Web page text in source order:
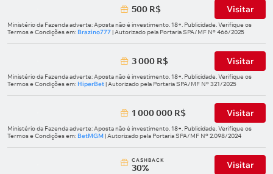
500 R$ Visitar
Ministério da Fazenda adverte: Aposta não é investimento. 18+. Publicidade. Verifique os
Termos e Condições em: Brazino777| Autorizado pela Portaria SPA/MF Nº 466/2025
3 000 R$ Visitar
Ministério da Fazenda adverte: Aposta não é investimento. 18+. Publicidade. Verifique os
Termos e Condições em: HiperBet| Autorizado pela Portaria SPA/MF Nº 321/2025
1 000 000 R$ Visitar
Ministério da Fazenda adverte: Aposta não é investimento. 18+. Publicidade. Verifique os
Termos e Condições em: BetMGM| Autorizado pela Portaria SPA/MF Nº 2.098/2024
СASHBACK
30% Visitar